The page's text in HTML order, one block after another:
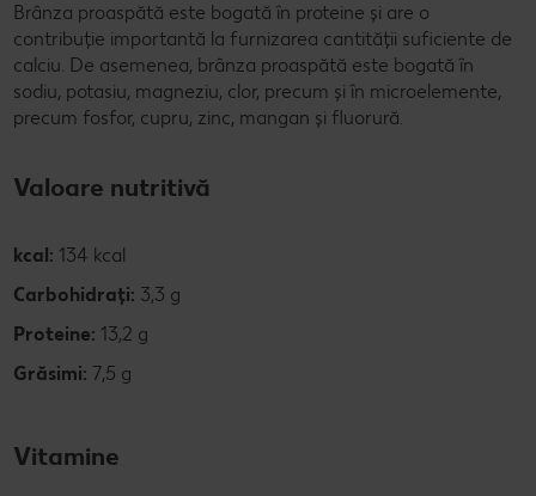
Brânza proaspătă este bogată în proteine și are o
contribuție importantă la furnizarea cantității suficiente de
calciu. De asemenea, brânza proaspătă este bogată în
sodiu, potasiu, magneziu, clor, precum și în microelemente,
precum fosfor, cupru, zinc, mangan și fluorură.
Valoare nutritivă
kcal: 134 kcal
Carbohidrați: 3,3 g
Proteine: 13,2 g
Grăsimi: 7,5 g
Vitamine